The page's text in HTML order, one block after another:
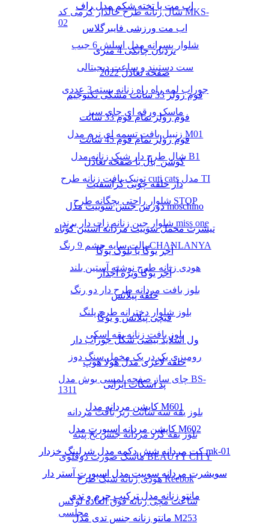
شال زنانه طرح خالدار کرمی کد MKS-
02
شلوار پسرانه مدل اسلش 6 جیب
ست دستبند و ساعت دیجیتالی
جوراب لمه راه راه زنانه بسته 3 عددی
ماسک ورقه ای چای سبز
زنبیل بافت تسمه ای نرم مدل M01
شال طرح دار شیک زنانه مدل B1
تونیک بافت زنانه طرح cuti cats مدل TI
شلوار راحتی بچگانه طرح STOP
شلوار جین زنانه زاپ دار برند miss one
پالت سایه چشم 9 رنگ CHANLANYA
هودی زنانه طرح نوشته آستین بلند
بلوز بافت مردانه طرح دار دو رنگ
بلوز شلوار دخترانه طرح پلنگ
بلوز بافت زنانه یقه اسکی
رومیزی یک در یک مخمل سنگ دوز
چای ساز صفحه لمسی بوش مدل BS-
1311
بلوز یقه سه سانت ریز بافت مردانه
بلوز یقه گرد مردانه جنس نخ پنبه
ماسک صورت دوقلوی BEAUTY CITY
هودی زنانه شیک طرح Reebok
ساعت مچی زنانه فوق العاده لوکس
مجلسی
اب مت یا تخته شکم مدل راف
اب مت ورزشی فایبرگلاس
نردبان چابکی 4 متری
صفحه تعادل 2022
فوم رولر 33 سانت مشکی تکنوجیم
فوم رولر تمام فوم 33 سانت
فوم رولر تمام فوم 45 سانت
کوشن بال یا صفحه تعادل
دار حلقه چوبی کراسفیت
دورس جنس سوییت مدل moschino
تیشرت مخمل سوییت مردانه آستین کوتاه
آجر یوگا یا بلوک یوگا
آجر یوگا ویژه آجدار
حلقه پیلاتس
قیچی پیلاتس و یوگا
ول اسلاید بیضی شکل جوراب دار
حلقه لاغری مدل هولا هوپ
پد اسکات ایرانی
کاپشن مردانه مدل M601
کاپشن مردانه اسپورت مدل M602
کت مردانه شش دکمه مدل شرلینگ خزدار mk-01
سویشرت مردانه سوییت مدل اسپورت آستر دار
مانتو زنانه مدل ترکیب چرم و تدی
مانتو زنانه جنس تدی مدل M253